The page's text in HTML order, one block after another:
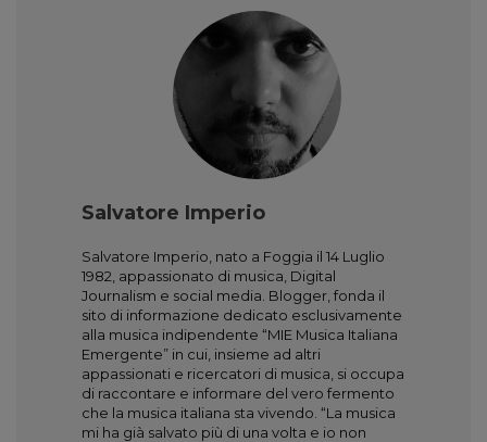
Salvatore Imperio
Salvatore Imperio, nato a Foggia il 14 Luglio
1982, appassionato di musica, Digital
Journalism e social media. Blogger, fonda il
sito di informazione dedicato esclusivamente
alla musica indipendente “MIE Musica Italiana
Emergente” in cui, insieme ad altri
appassionati e ricercatori di musica, si occupa
di raccontare e informare del vero fermento
che la musica italiana sta vivendo. “La musica
mi ha già salvato più di una volta e io non